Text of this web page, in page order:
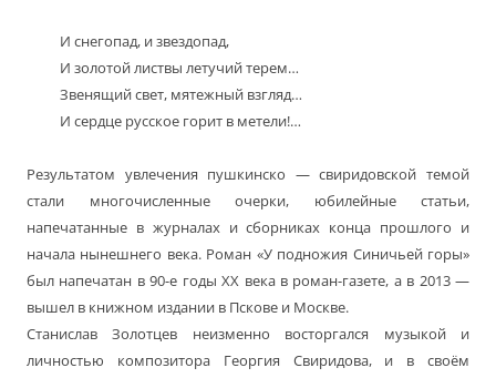
И снегопад, и звездопад,
И золотой листвы летучий терем…
Звенящий свет, мятежный взгляд…
И сердце русское горит в метели!…
Результатом увлечения пушкинско — свиридовской темой
стали многочисленные очерки, юбилейные статьи,
напечатанные в журналах и сборниках конца прошлого и
начала нынешнего века. Роман «У подножия Синичьей горы»
был напечатан в 90-е годы XX века в роман-газете, а в 2013 —
вышел в книжном издании в Пскове и Москве.
Станислав Золотцев неизменно восторгался музыкой и
личностью композитора Георгия Свиридова, и в своём